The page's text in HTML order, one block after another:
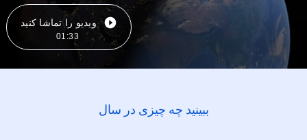
ویدیو را تماشا کنید
01:33
ببینید چه چیزی در سال